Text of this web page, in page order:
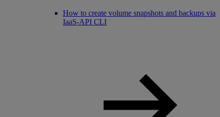
How to create volume snapshots and backups via
IaaS-API CLI